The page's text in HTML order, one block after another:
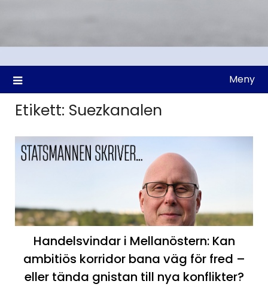
Meny
Etikett: Suezkanalen
Handelsvindar i Mellanöstern: Kan
ambitiös korridor bana väg för fred –
eller tända gnistan till nya konflikter?